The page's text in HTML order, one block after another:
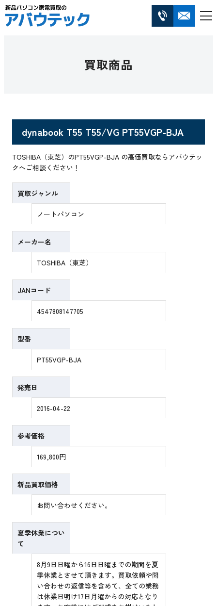
買取商品
dynabook T55 T55/VG PT55VGP-BJA
TOSHIBA（東芝）のPT55VGP-BJA の高価買取ならアバウテッ
クへご相談ください！
買取ジャンル
ノートパソコン
メーカー名
TOSHIBA（東芝）
JANコード
4547808147705
型番
PT55VGP-BJA
発売日
2016-04-22
参考価格
169,800円
新品買取価格
お問い合わせください。
夏季休業につい
て
8月9日日曜から16日日曜までの期間を夏
季休業とさせて頂きます。買取依頼や問
い合わせの返信等を含めて、全ての業務
は休業日明け17日月曜からの対応となり